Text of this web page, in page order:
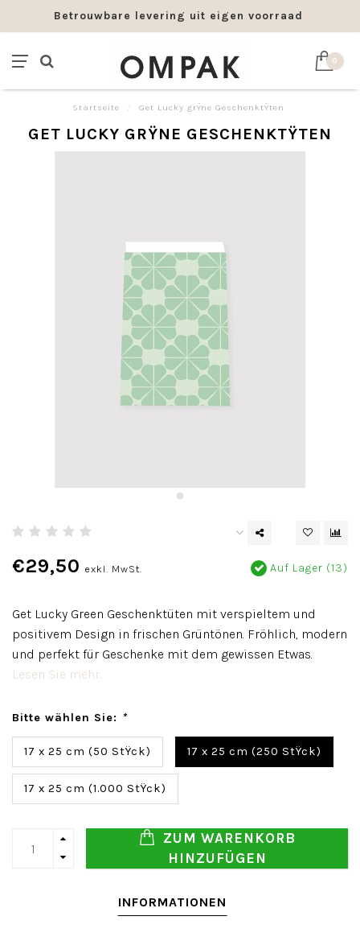
Betrouwbare levering uit eigen voorraad
0
Startseite Get Lucky grŸne GeschenktŸten
GET LUCKY GRŸNE GESCHENKTŸTEN
€29,50 exkl. MwSt. Auf Lager (13)
Get Lucky Green Geschenktüten mit verspieltem und
positivem Design in frischen Grüntönen. Fröhlich, modern
und perfekt für Geschenke mit dem gewissen Etwas.
Lesen Sie mehr..
Bitte wählen Sie: *
17 x 25 cm (50 StŸck) 17 x 25 cm (250 StŸck)
17 x 25 cm (1.000 StŸck)
ZUM WARENKORB
HINZUFÜGEN
INFORMATIONEN